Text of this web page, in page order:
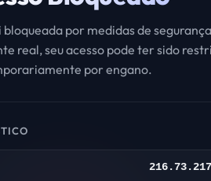
por medidas de
real, seu acesso pode ter sido
por engano.